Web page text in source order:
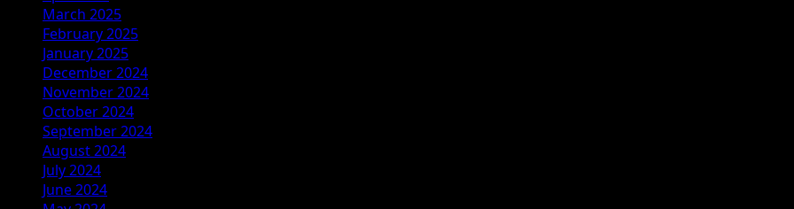
March 2025
February 2025
January 2025
December 2024
November 2024
October 2024
September 2024
August 2024
July 2024
June 2024